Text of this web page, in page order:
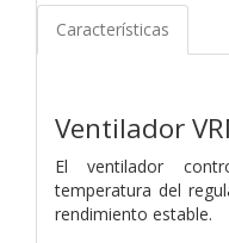
Características
Ventilador
El ventilador
temperatura del
rendimiento estable.